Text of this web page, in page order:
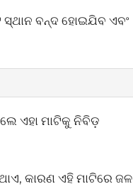
ସ୍ଥାନ ବନ୍ଦ ହୋଇଯିବ ଏବଂ
ଏହା ମାଟିକୁ ନିବିଡ଼
କାରଣ ଏହି ମାଟିରେ ଜଳ